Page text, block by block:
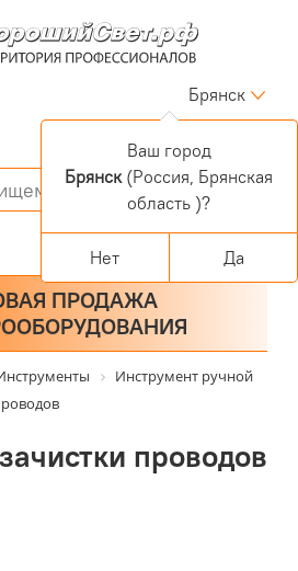
Брянск
Войти
Регистрация
Корзина
0 позиций
ПРОДАЖА
Инструмент ручной
проводов
Ваш город
Брянск(Россия, Брянская
область )?
Нет Да